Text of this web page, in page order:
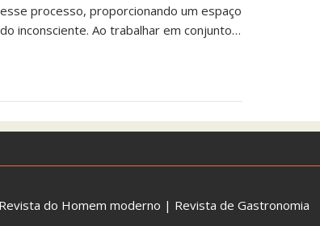
processo, proporcionando um espaço
inconsciente. Ao trabalhar em conjunto…
Revista do Homem moderno | Revista de Gastronomia